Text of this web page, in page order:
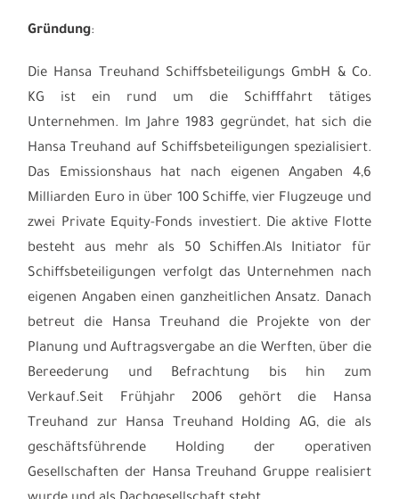
Gründung:
Die Hansa Treuhand Schiffsbeteiligungs GmbH & Co.
KG ist ein rund um die Schifffahrt tätiges
Unternehmen. Im Jahre 1983 gegründet, hat sich die
Hansa Treuhand auf Schiffsbeteiligungen spezialisiert.
Das Emissionshaus hat nach eigenen Angaben 4,6
Milliarden Euro in über 100 Schiffe, vier Flugzeuge und
zwei Private Equity-Fonds investiert. Die aktive Flotte
besteht aus mehr als 50 Schiffen.Als Initiator für
Schiffsbeteiligungen verfolgt das Unternehmen nach
eigenen Angaben einen ganzheitlichen Ansatz. Danach
betreut die Hansa Treuhand die Projekte von der
Planung und Auftragsvergabe an die Werften, über die
Bereederung und Befrachtung bis hin zum
Verkauf.Seit Frühjahr 2006 gehört die Hansa
Treuhand zur Hansa Treuhand Holding AG, die als
geschäftsführende Holding der operativen
Gesellschaften der Hansa Treuhand Gruppe realisiert